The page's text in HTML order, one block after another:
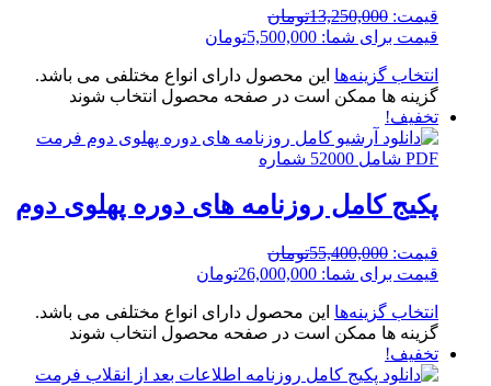
قیمت: 13,250,000تومان
قیمت برای شما: 5,500,000تومان
انتخاب گزینه‌ها این محصول دارای انواع مختلفی می باشد.
گزینه ها ممکن است در صفحه محصول انتخاب شوند
تخفیف!
پکیج کامل روزنامه های دوره پهلوی دوم
قیمت: 55,400,000تومان
قیمت برای شما: 26,000,000تومان
انتخاب گزینه‌ها این محصول دارای انواع مختلفی می باشد.
گزینه ها ممکن است در صفحه محصول انتخاب شوند
تخفیف!